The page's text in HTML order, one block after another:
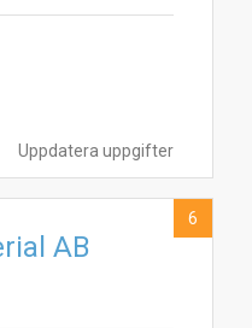
Uppdatera uppgifter
AB
6